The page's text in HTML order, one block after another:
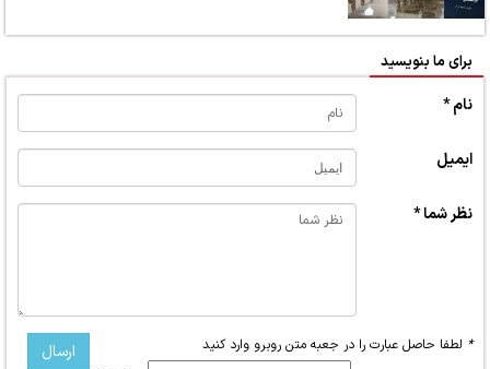
برای ما بنویسید
نام *
ایمیل
نظر شما *
* لطفا حاصل عبارت را در جعبه متن روبرو وارد کنید